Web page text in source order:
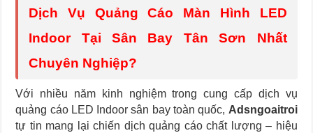
Dịch Vụ Quảng Cáo Màn Hình LED
Indoor Tại Sân Bay Tân Sơn Nhất
Chuyên Nghiệp?
Với nhiều năm kinh nghiệm trong cung cấp dịch vụ
quảng cáo LED Indoor sân bay toàn quốc, Adsngoaitroi
tự tin mang lại chiến dịch quảng cáo chất lượng – hiệu